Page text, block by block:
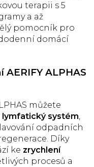
terapii s 5
a až
pomocník pro
domácí
ALPHAS
můžete
lymfatický systém,
odpadních
Díky
ke zrychlení
procesů a